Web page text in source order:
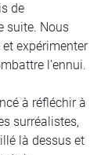
de
suite. Nous
expérimenter
l’ennui.
à réfléchir à
surréalistes,
là dessus et